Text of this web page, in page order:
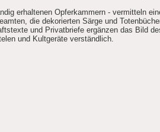
erhaltenen Opferkammern - vermitteln
die dekorierten Särge und
und Privatbriefe ergänzen das Bild
und Kultgeräte verständlich.